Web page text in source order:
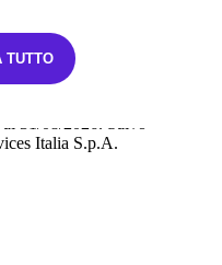
Italia S.p.A.
TUTTO